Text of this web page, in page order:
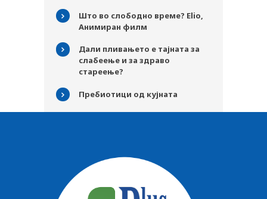
Што во слободно време? Elio,
Анимиран филм
Дали пливањето е тајната за
слабеење и за здраво
стареење?
Пребиотици од кујната